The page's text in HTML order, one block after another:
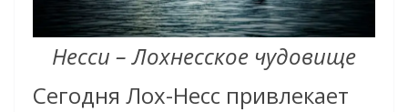
Несси – Лохнесское чудовище
Сегодня Лох-Несс привлекает